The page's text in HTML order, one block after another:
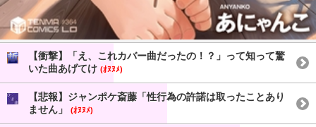
【衝撃】「え、これカバー曲だったの！？」って知って驚
いた曲あげてけ (ｵﾇﾇﾒ)
【悲報】ジャンポケ斎藤「性行為の許諾は取ったことあり
ません」
(ｵﾇﾇﾒ)